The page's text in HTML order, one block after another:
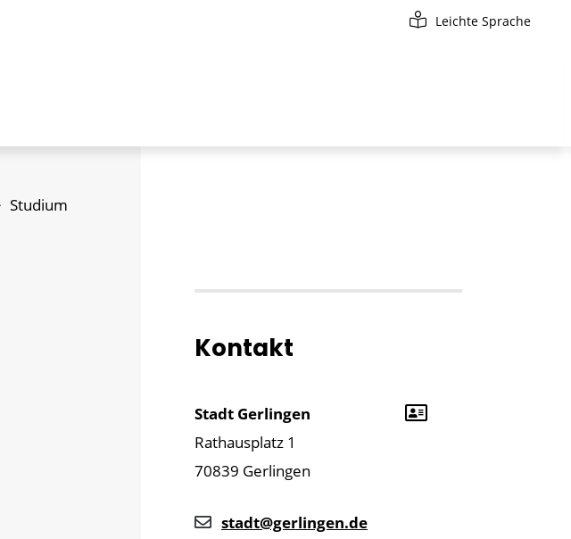
Leichte Sprache
Studium
Kontakt
Stadt Gerlingen
Rathausplatz 1
70839 Gerlingen
stadt@gerlingen.de